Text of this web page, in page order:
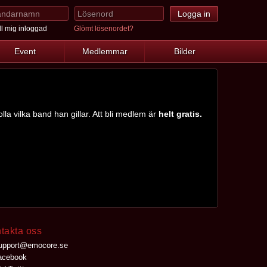
mig inloggad Glömt lösenordet?
Event Medlemmar Bilder
vilka band han gillar. Att bli medlem är helt gratis.
oss